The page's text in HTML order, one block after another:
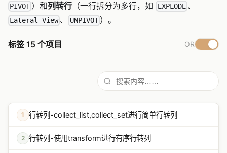
PIVOT ）和列转行 （一行拆分为多行，如 EXPLODE 、
Lateral View 、 UNPIVOT ）。
标签 15 个项目 OR
1 行转列-collect_list,collect_set进行简单行转列
2 行转列-使用transform进行有序行转列